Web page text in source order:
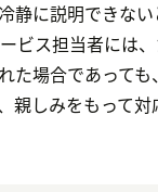
静に説明できな
ビス担当者には
た場合であっても
親しみをもって